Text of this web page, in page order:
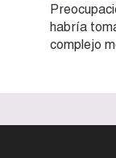
habría
complejo